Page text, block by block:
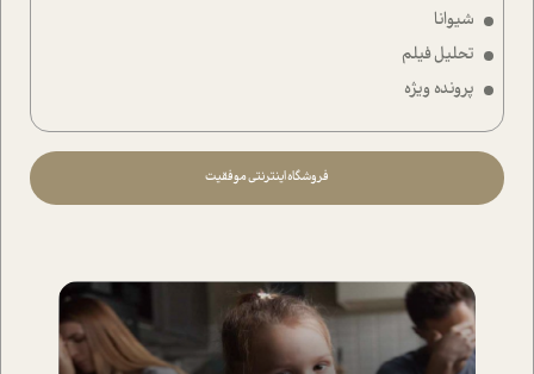
شیوانا
تحلیل فیلم
پرونده ویژه
فروشگاه اینترنتی موفقیت